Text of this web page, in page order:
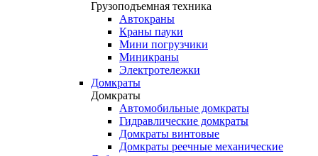
Грузоподъемная техника
Автокраны
Краны пауки
Мини погрузчики
Миникраны
Электротележки
Домкраты
Домкраты
Автомобильные домкраты
Гидравлические домкраты
Домкраты винтовые
Домкраты реечные механические